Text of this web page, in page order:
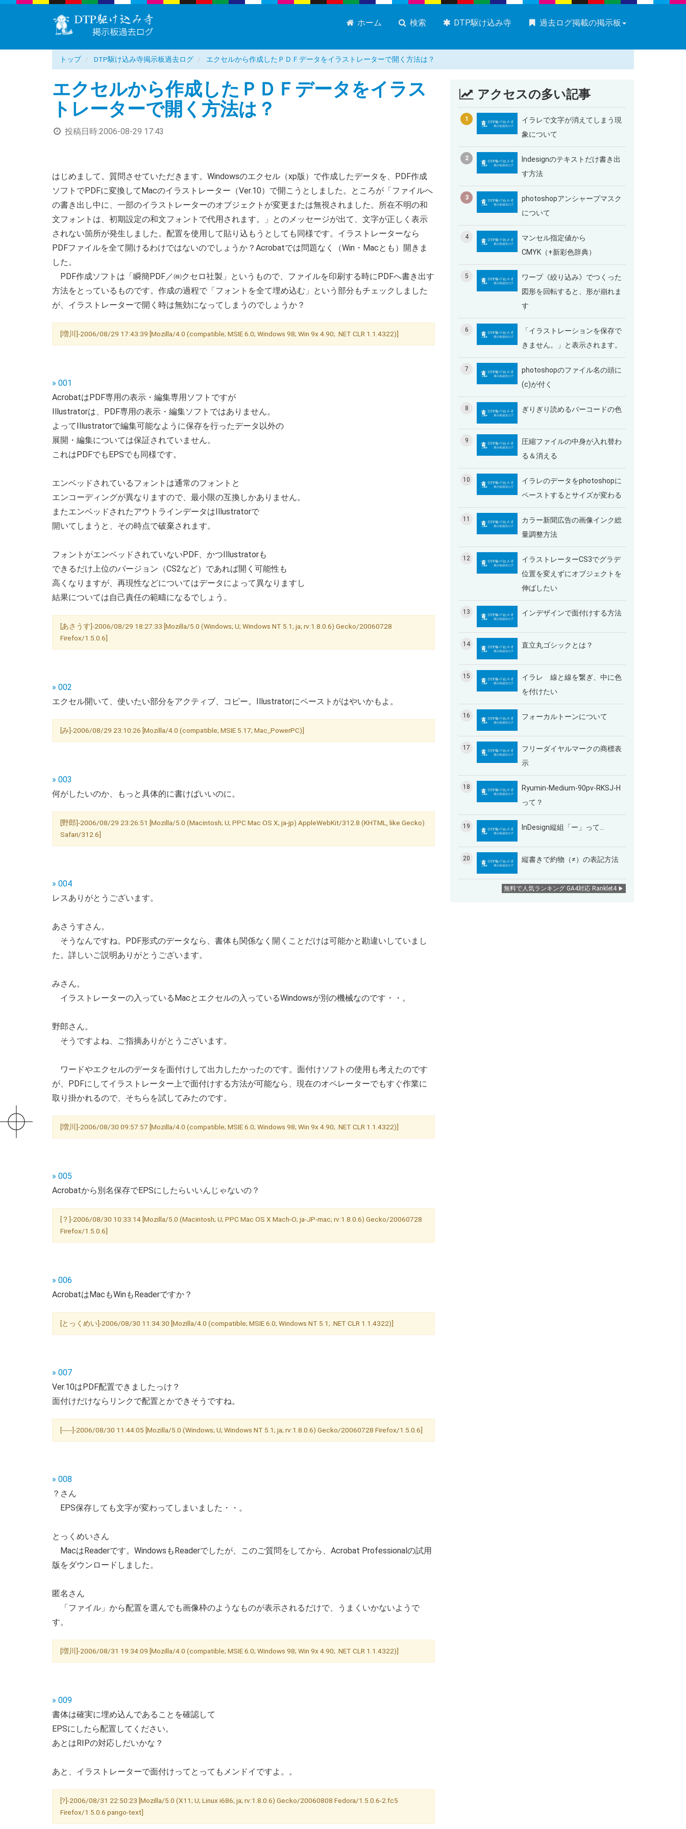
ホーム 検索 DTP駆け込み寺 過去ログ掲載の掲示板
トップ DTP駆け込み寺掲示板過去ログ エクセルから作成したＰＤＦデータをイラストレーターで開く方法は？
エクセルから作成したＰＤＦデータをイラス
トレーターで開く方法は？
投稿日時:2006-08-29 17:43
はじめまして。質問させていただきます。Windowsのエクセル（xp版）で作成したデータを、PDF作成
ソフトでPDFに変換してMacのイラストレーター（Ver.10）で開こうとしました。ところが「ファイルへ
の書き出し中に、一部のイラストレーターのオブジェクトが変更または無視されました。所在不明の和
文フォントは、初期設定の和文フォントで代用されます。」とのメッセージが出て、文字が正しく表示
されない箇所が発生しました。配置を使用して貼り込もうとしても同様です。イラストレーターなら
PDFファイルを全て開けるわけではないのでしょうか？Acrobatでは問題なく（Win・Macとも）開きま
した。
PDF作成ソフトは「瞬簡PDF／㈱クセロ社製」というもので、ファイルを印刷する時にPDFへ書き出す
方法をとっているものです。作成の過程で「フォントを全て埋め込む」という部分もチェックしました
が、イラストレーターで開く時は無効になってしまうのでしょうか？
[増川]-2006/08/29 17:43:39 [Mozilla/4.0 (compatible; MSIE 6.0; Windows 98; Win 9x 4.90; .NET CLR 1.1.4322)]
» 001
AcrobatはPDF専用の表示・編集専用ソフトですが
Illustratorは、PDF専用の表示・編集ソフトではありません。
よってIllustratorで編集可能なように保存を行ったデータ以外の
展開・編集については保証されていません。
これはPDFでもEPSでも同様です。
エンベッドされているフォントは通常のフォントと
エンコーディングが異なりますので、最小限の互換しかありません。
またエンベッドされたアウトラインデータはIllustratorで
開いてしまうと、その時点で破棄されます。
フォントがエンベッドされていないPDF、かつIllustratorも
できるだけ上位のバージョン（CS2など）であれば開く可能性も
高くなりますが、再現性などについてはデータによって異なりますし
結果については自己責任の範疇になるでしょう。
[あさうす]-2006/08/29 18:27:33 [Mozilla/5.0 (Windows; U; Windows NT 5.1; ja; rv:1.8.0.6) Gecko/20060728
Firefox/1.5.0.6]
» 002
エクセル開いて、使いたい部分をアクティブ、コピー。Illustratorにペーストがはやいかもよ。
[み]-2006/08/29 23:10:26 [Mozilla/4.0 (compatible; MSIE 5.17; Mac_PowerPC)]
» 003
何がしたいのか、もっと具体的に書けばいいのに。
[野郎]-2006/08/29 23:26:51 [Mozilla/5.0 (Macintosh; U; PPC Mac OS X; ja-jp) AppleWebKit/312.8 (KHTML, like Gecko)
Safari/312.6]
» 004
レスありがとうございます。
あさうすさん。
そうなんですね。PDF形式のデータなら、書体も関係なく開くことだけは可能かと勘違いしていまし
た。詳しいご説明ありがとうございます。
みさん。
イラストレーターの入っているMacとエクセルの入っているWindowsが別の機械なのです・・。
野郎さん。
そうですよね、ご指摘ありがとうございます。
ワードやエクセルのデータを面付けして出力したかったのです。面付けソフトの使用も考えたのです
が、PDFにしてイラストレーター上で面付けする方法が可能なら、現在のオペレーターでもすぐ作業に
取り掛かれるので、そちらを試してみたのです。
[増川]-2006/08/30 09:57:57 [Mozilla/4.0 (compatible; MSIE 6.0; Windows 98; Win 9x 4.90; .NET CLR 1.1.4322)]
» 005
Acrobatから別名保存でEPSにしたらいいんじゃないの？
[？]-2006/08/30 10:33:14 [Mozilla/5.0 (Macintosh; U; PPC Mac OS X Mach-O; ja-JP-mac; rv:1.8.0.6) Gecko/20060728
Firefox/1.5.0.6]
» 006
AcrobatはMacもWinもReaderですか？
[とっくめい]-2006/08/30 11:34:30 [Mozilla/4.0 (compatible; MSIE 6.0; Windows NT 5.1; .NET CLR 1.1.4322)]
» 007
Ver.10はPDF配置できましたっけ？
面付けだけならリンクで配置とかできそうですね。
[-----]-2006/08/30 11:44:05 [Mozilla/5.0 (Windows; U; Windows NT 5.1; ja; rv:1.8.0.6) Gecko/20060728 Firefox/1.5.0.6]
» 008
？さん
EPS保存しても文字が変わってしまいました・・。
とっくめいさん
MacはReaderです。WindowsもReaderでしたが、このご質問をしてから、Acrobat Professionalの試用
版をダウンロードしました。
匿名さん
「ファイル」から配置を選んでも画像枠のようなものが表示されるだけで、うまくいかないようで
す。
[増川]-2006/08/31 19:34:09 [Mozilla/4.0 (compatible; MSIE 6.0; Windows 98; Win 9x 4.90; .NET CLR 1.1.4322)]
» 009
書体は確実に埋め込んであることを確認して
EPSにしたら配置してください。
あとはRIPの対応しだいかな？
あと、イラストレーターで面付けってとってもメンドイですよ。。
[?]-2006/08/31 22:50:23 [Mozilla/5.0 (X11; U; Linux i686; ja; rv:1.8.0.6) Gecko/20060808 Fedora/1.5.0.6-2.fc5
Firefox/1.5.0.6 pango-text]
アクセスの多い記事
1
イラレで文字が消えてしまう現
象について
2
Indesignのテキストだけ書き出
す方法
3
photoshopアンシャープマスク
について
4
マンセル指定値から
CMYK（+新彩色辞典）
5
ワープ《絞り込み》でつくった
図形を回転すると、形が崩れま
す
6
「イラストレーションを保存で
きません。」と表示されます。
7
photoshopのファイル名の頭に
(c)が付く
8 ぎりぎり読めるバーコードの色
9
圧縮ファイルの中身が入れ替わ
る＆消える
10
イラレのデータをphotoshopに
ペーストするとサイズが変わる
11
カラー新聞広告の画像インク総
量調整方法
12
イラストレーターCS3でグラデ
位置を変えずにオブジェクトを
伸ばしたい
13 インデザインで面付けする方法
14 直立丸ゴシックとは？
15
イラレ 線と線を繋ぎ、中に色
を付けたい
16 フォーカルトーンについて
17
フリーダイヤルマークの商標表
示
18
Ryumin-Medium-90pv-RKSJ-H
って？
19 InDesign縦組「ー」って…
20 縦書きで約物（≠）の表記方法
無料で人気ランキング GA4対応 Ranklet4